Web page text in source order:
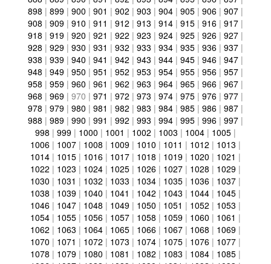
898 | 899 | 900 | 901 | 902 | 903 | 904 | 905 | 906 | 907 |
908 | 909 | 910 | 911 | 912 | 913 | 914 | 915 | 916 | 917 |
918 | 919 | 920 | 921 | 922 | 923 | 924 | 925 | 926 | 927 |
928 | 929 | 930 | 931 | 932 | 933 | 934 | 935 | 936 | 937 |
938 | 939 | 940 | 941 | 942 | 943 | 944 | 945 | 946 | 947 |
948 | 949 | 950 | 951 | 952 | 953 | 954 | 955 | 956 | 957 |
958 | 959 | 960 | 961 | 962 | 963 | 964 | 965 | 966 | 967 |
968 | 969 | 970 | 971 | 972 | 973 | 974 | 975 | 976 | 977 |
978 | 979 | 980 | 981 | 982 | 983 | 984 | 985 | 986 | 987 |
988 | 989 | 990 | 991 | 992 | 993 | 994 | 995 | 996 | 997 |
998 | 999 | 1000 | 1001 | 1002 | 1003 | 1004 | 1005 |
1006 | 1007 | 1008 | 1009 | 1010 | 1011 | 1012 | 1013 |
1014 | 1015 | 1016 | 1017 | 1018 | 1019 | 1020 | 1021 |
1022 | 1023 | 1024 | 1025 | 1026 | 1027 | 1028 | 1029 |
1030 | 1031 | 1032 | 1033 | 1034 | 1035 | 1036 | 1037 |
1038 | 1039 | 1040 | 1041 | 1042 | 1043 | 1044 | 1045 |
1046 | 1047 | 1048 | 1049 | 1050 | 1051 | 1052 | 1053 |
1054 | 1055 | 1056 | 1057 | 1058 | 1059 | 1060 | 1061 |
1062 | 1063 | 1064 | 1065 | 1066 | 1067 | 1068 | 1069 |
1070 | 1071 | 1072 | 1073 | 1074 | 1075 | 1076 | 1077 |
1078 | 1079 | 1080 | 1081 | 1082 | 1083 | 1084 | 1085 |